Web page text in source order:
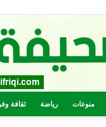
ثقافة رياضة منوعات